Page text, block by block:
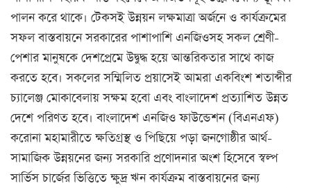
পালন করে থাকে। টেকসই উন্নয়ন লক্ষমাত্রা অর্জনে ও কার্যক্রমের
সফল বাস্তবায়নে সরকারের পাশাপাশি এনজিওসহ সকল শ্রেণী-
পেশার মানুষকে দেশপ্রেমে উদ্বুদ্ধ হয়ে আন্তরিকতার সাথে কাজ
করতে হবে। সকলের সম্মিলিত প্রয়াসেই আমরা একবিংশ শতাব্দীর
চ্যালেঞ্জ মোকাবেলায় সক্ষম হবো এবং বাংলাদেশ প্রত্যাশিত উন্নত
দেশে পরিণত হবে। বাংলাদেশ এনজিও ফাউন্ডেশন (বিএনএফ)
করোনা মহামারীতে ক্ষতিগ্রস্থ ও পিছিয়ে পড়া জনগোষ্ঠীর আর্থ-
সামাজিক উন্নয়নের জন্য সরকারি প্রণোদনার অংশ হিসেবে স্বল্প
সার্ভিস চার্জের ভিত্তিতে ক্ষুদ্র ঋন কার্যক্রম বাস্তবায়নের জন্য